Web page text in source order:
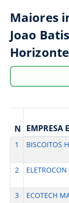
Maiores
Joao
N EMPRESA
1 BISCOITOS
2
ELETROCON
3
ECOTECH